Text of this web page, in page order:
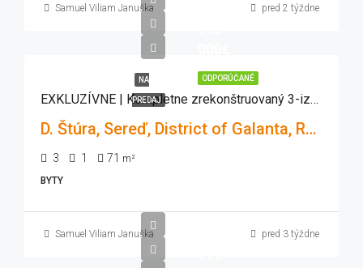
Samuel Viliam Januška pred 2 týždne
ODPORÚČANÉ
NA
PREDAJ EXKLUZÍVNE | Kompletne zrekonštruovaný 3-izbový byt | 71 m² | Balkón | D.Štúra Sereď
D. Štúra, Sereď, District of Galanta, Region of Trnava, 926 01, Slovakia
3 1 71 m²
BYTY
Samuel Viliam Januška pred 3 týždne